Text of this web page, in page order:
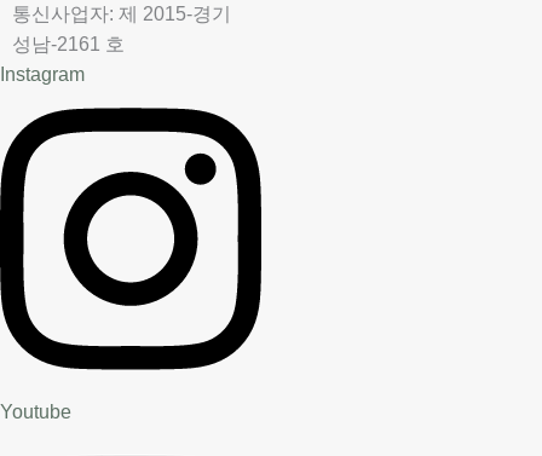
통신사업자: 제 2015-경기
성남-2161 호
Instagram
Youtube